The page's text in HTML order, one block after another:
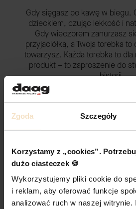
Zgoda Szczegóły
Korzystamy z „cookies”.
dużo ciasteczek 🍪
Wykorzystujemy pliki cookie do
i reklam, aby oferować funkcje
analizować ruch w naszej witrynie.
Gdy sięgasz po kawę w biegu.
dzieckiem, czując lekkość i
Gdy wieczorem zanurzasz
przyjaciółką, a Twoja torebka
towarzysz. Każda torebka to
produkt – to zaproszenie do
historii.
Recenzje
Recenzje produktów od
daag.com.pl